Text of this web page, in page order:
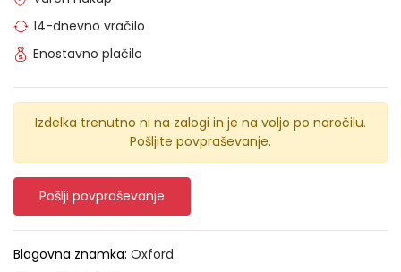
14-dnevno vračilo
Enostavno plačilo
Izdelka trenutno ni na zalogi in je na voljo po naročilu.
Pošljite povpraševanje.
Pošlji povpraševanje
Blagovna znamka: Oxford